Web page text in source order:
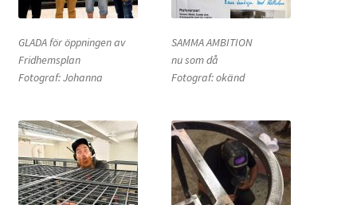
GLADA för öppningen av
Fridhemsplan
Fotograf: Johanna
SAMMA AMBITION
nu som då
Fotograf: okänd